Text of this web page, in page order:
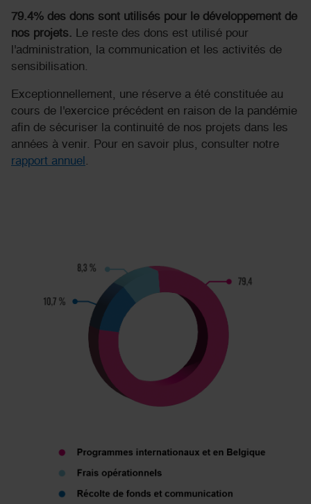
79.4% des dons sont utilisés pour le développement de
nos projets. Le reste des dons est utilisé pour
l'administration, la communication et les activités de
sensibilisation.
Exceptionnellement, une réserve a été constituée au
cours de l'exercice précédent en raison de la pandémie
afin de sécuriser la continuité de nos projets dans les
années à venir. Pour en savoir plus, consulter notre
rapport annuel .